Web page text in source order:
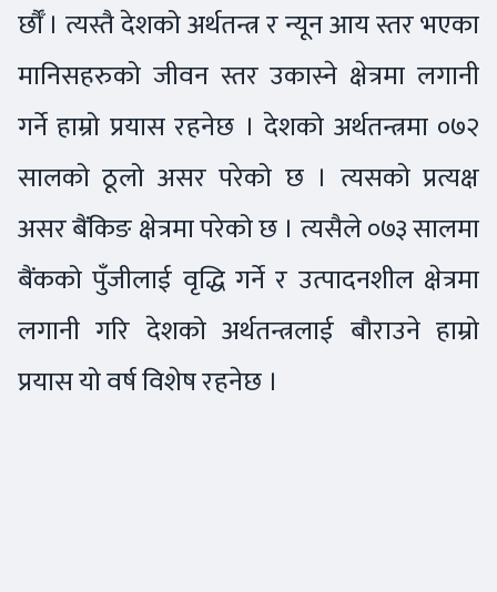
र्छौँ। त्यस्तै देशको अर्थतन्त्र र न्यून आय स्तर भएका
मानिसहरुको जीवन स्तर उकास्ने क्षेत्रमा लगानी
गर्ने हाम्रो प्रयास रहनेछ । देशको अर्थतन्त्रमा ०७२
सालको ठूलो असर परेको छ । त्यसको प्रत्यक्ष
असर बैंकिङ क्षेत्रमा परेको छ । त्यसैले ०७३ सालमा
बैंकको पुँजीलाई वृद्धि गर्ने र उत्पादनशील क्षेत्रमा
लगानी गरि देशको अर्थतन्त्रलाई बौराउने हाम्रो
प्रयास यो वर्ष विशेष रहनेछ ।